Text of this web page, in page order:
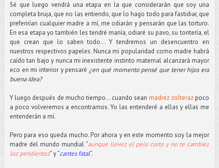
Sé que luego vendrá una etapa en la que considerarán que soy una
completa bruja, que no las entiendo, que lo hago todo para fastidiar, que
preferirían cualquier madre a mí, me odiarán y pensarán que las torturo.
En esa etapa yo también les tendré manía, odiaré su pavo, su tontería, el
que crean que lo saben todo… Y tendremos un desencuentro en
nuestros respectivos papeles. Nunca mi popularidad como madre habrá
caído tan bajo y nunca mi inexistente instinto maternal alcanzará mayor
eco en mi interior y pensaré¿en qué momento pensé que tener hijos era
buena idea?
Y luego después de mucho tiempo… cuando sean madrez zolterazpoco
a poco volveremos a encontrarnos. Yo las entenderé a ellas y ellas me
entenderán a mí.
Pero para eso queda mucho. Por ahora y en este momento soy la mejor
madre del mundo mundial “aunque llevez el pelo corto y no te cambiez
loz pendientez” y “cantes fatal”.